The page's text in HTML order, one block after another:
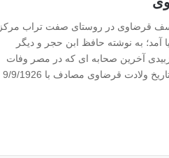
قرضاوی در روستای صفت تراب مرکز
آمد؛ به نوشته حافظ ابن حجر و دیگر
آخرین صحابه ای که در مصر وفات
کرده است در این روستا مدفون است. تاریخ ولادت قرضاوی مصادف با 9/9/1926